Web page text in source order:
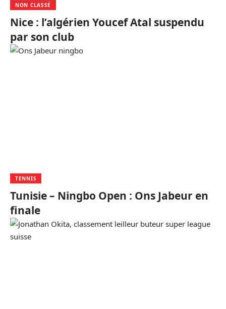
NON CLASSÉ
Nice : l’algérien Youcef Atal suspendu
par son club
TENNIS
Tunisie – Ningbo Open : Ons Jabeur en
finale